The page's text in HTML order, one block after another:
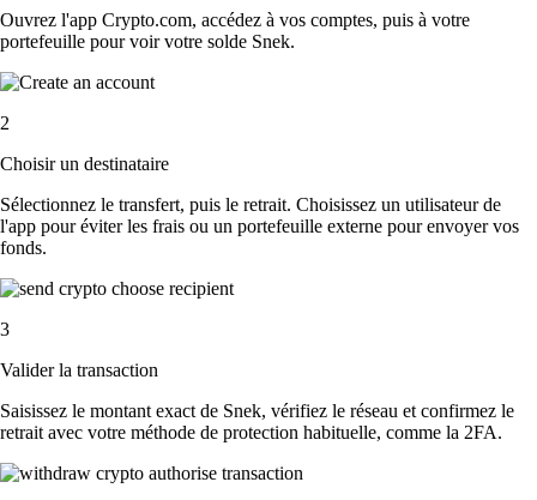
Ouvrez l'app Crypto.com, accédez à vos comptes, puis à votre
portefeuille pour voir votre solde Snek.
2
Choisir un destinataire
Sélectionnez le transfert, puis le retrait. Choisissez un utilisateur de
l'app pour éviter les frais ou un portefeuille externe pour envoyer vos
fonds.
3
Valider la transaction
Saisissez le montant exact de Snek, vérifiez le réseau et confirmez le
retrait avec votre méthode de protection habituelle, comme la 2FA.